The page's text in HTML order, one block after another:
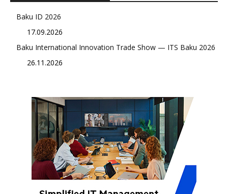
Baku ID 2026
17.09.2026
Baku International Innovation Trade Show — ITS Baku 2026
26.11.2026